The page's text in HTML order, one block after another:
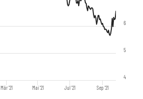
Mär '21 Mai '21 Jul '21 Sep '21
4
5
6